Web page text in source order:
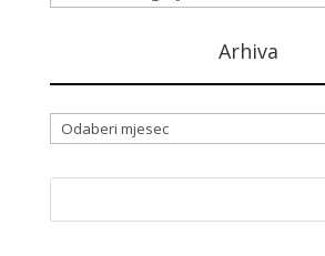
Arhiva
Arhiva